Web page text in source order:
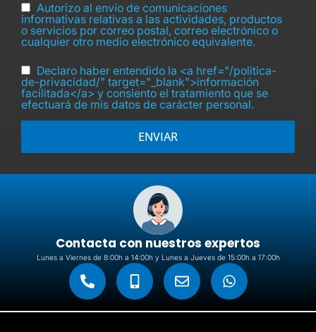
Autorizo al envío de comunicaciones
informativas relativas a las actividades, productos
o servicios por correo postal, correo electrónico o
cualquier otro medio electrónico equivalente.
Declaro haber entendido la <a href="/politica-
de-privacidad/" target="_blank">información
facilitada</a> y consiento el tratamiento que se
efectuará de mis datos de carácter personal.
ENVIAR
Contacta con nuestros expertos
Lunes a Viernes de 8:00h a 14:00h y Lunes a Jueves de 15:00h a 17:00h